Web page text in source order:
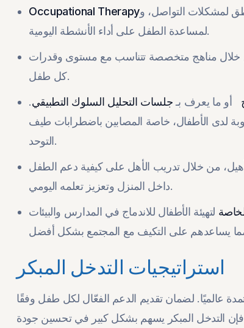
لمشكلات التواصل، وOccupational Therapy
لمساعدة الطفل على أداء الأنشطة اليومية.
من خلال مناهج متخصصة تتناسب مع مستوى وقدرات
كل طفل.
أو ما يعرف بـ جلسات التحليل السلوك التطبيقي.
لدى الأطفال، خاصة المصابين باضطرابات طيف
التوحد.
من خلال تدريب الأهل على كيفية دعم الطفل
داخل المنزل وتعزيز تعلمه اليومي.
لتهيئة الأطفال للاندماج في المدارس والبيئات
عالميًا. لضمان تقديم الدعم الفعّال لكل طفل وفقًا
فإن التدخل المبكر يسهم بشكل كبير في تحسين جودة